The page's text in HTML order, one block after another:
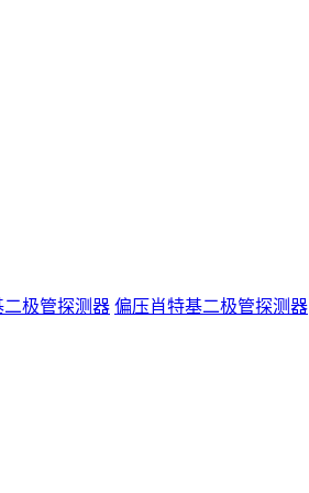
极管探测器 偏压肖特基二极管探测器